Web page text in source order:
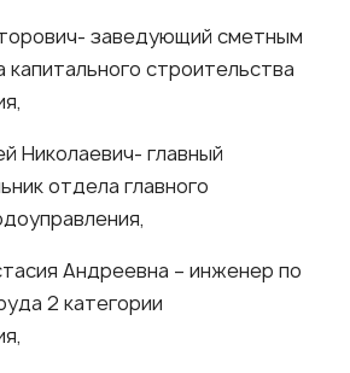
заведующий сметным
строительства
Николаевич- главный
отдела главного
Андреевна – инженер по
2 категории